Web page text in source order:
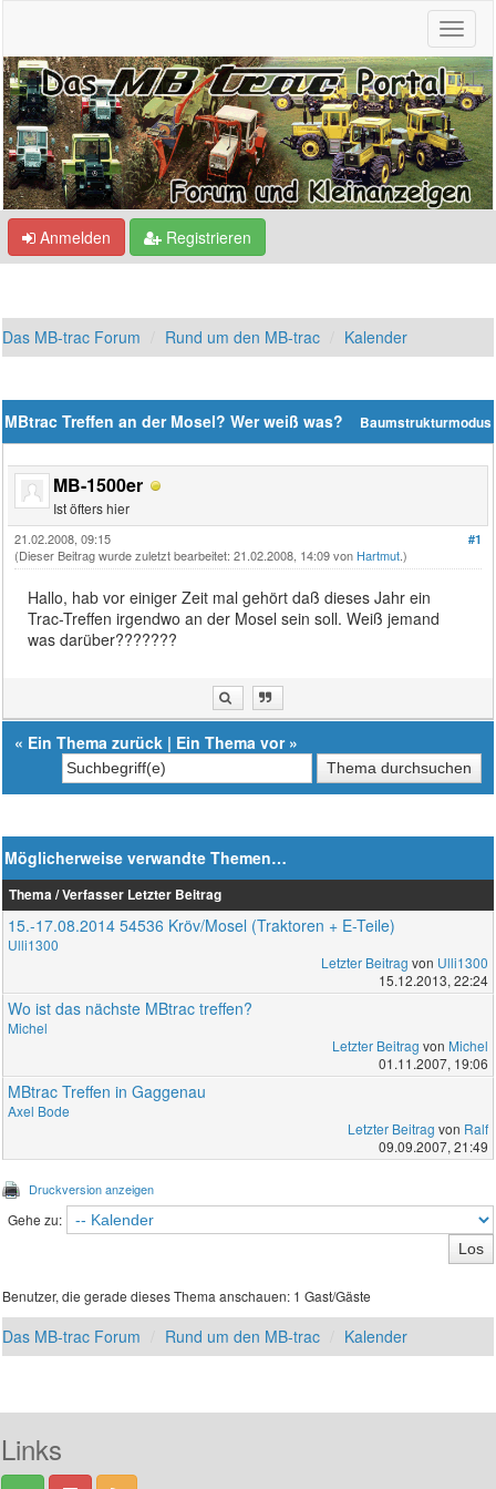
Anmelden Registrieren
Das MB-trac Forum Rund um den MB-trac Kalender
Baumstrukturmodus
MBtrac Treffen an der Mosel? Wer weiß was?
MB-1500er
Ist öfters hier
#1
21.02.2008, 09:15
(Dieser Beitrag wurde zuletzt bearbeitet: 21.02.2008, 14:09 von Hartmut.)
Hallo, hab vor einiger Zeit mal gehört daß dieses Jahr ein
Trac-Treffen irgendwo an der Mosel sein soll. Weiß jemand
was darüber???????
« Ein Thema zurück | Ein Thema vor»
Möglicherweise verwandte Themen…
Thema / Verfasser Letzter Beitrag
15.-17.08.2014 54536 Kröv/Mosel (Traktoren + E-Teile)
Ulli1300
Letzter Beitrag von Ulli1300
15.12.2013, 22:24
Wo ist das nächste MBtrac treffen?
Michel
Letzter Beitrag von Michel
01.11.2007, 19:06
MBtrac Treffen in Gaggenau
Axel Bode
Letzter Beitrag von Ralf
09.09.2007, 21:49
Druckversion anzeigen
Gehe zu:
Benutzer, die gerade dieses Thema anschauen: 1 Gast/Gäste
Das MB-trac Forum Rund um den MB-trac Kalender
Links